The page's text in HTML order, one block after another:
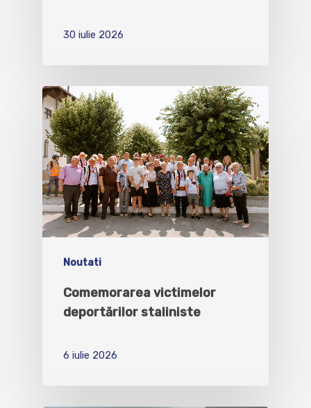
30 iulie 2026
Noutati
Comemorarea victimelor
deportărilor staliniste
6 iulie 2026